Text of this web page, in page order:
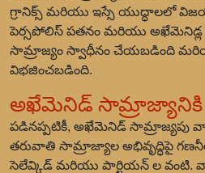
గ్రానిక్స్ మరియు ఇస్సే యుద్ధాలలో
పెర్సపోలిస్ పతనం మరియు
సామ్రాజ్యం స్వాధీనం చేయబడింది
విభజించబడింది.
అఖేమెనిడ్ సామ్రాజ్యానికి
పడినప్పటికీ, అఖేమెనిడ్ సామ్రాజ్యపు
తరువాతి సామ్రాజ్యాల అభివృద్ధిపై
సెలేవ్కిడ్ మరియు పార్టియన్ ల వంటి.